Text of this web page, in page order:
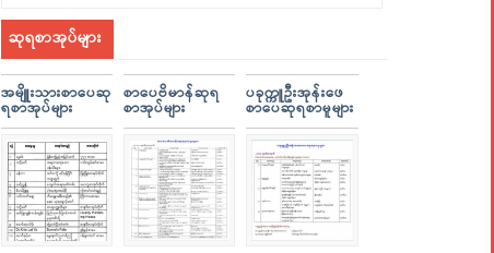
ဆုရစာအုပ်များ
အမျိူးသားစာပေဆု
ရစာအုပ်များ
စာပေဗိမာန်ဆုရ
စာအုပ်များ
ပခုက္ကူဦးအုန်းဖေ
စာပေဆုရစာမူများ